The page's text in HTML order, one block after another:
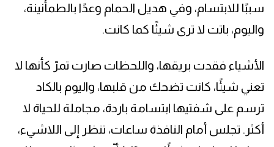
سببًا للابتسام، وفي هديل الحمام وعدًا بالطمأنينة،
واليوم، باتت لا ترى شيئًا كما كانت.
الأشياء فقدت بريقها، واللحظات صارت تمرّ كأنها لا
تعني شيئًا، كانت تضحك من قلبها، واليوم بالكاد
ترسم على شفتيها ابتسامة باردة، مجاملة للحياة لا
أكثر. تجلس أمام النافذة ساعات، تنظر إلى اللاشيء،